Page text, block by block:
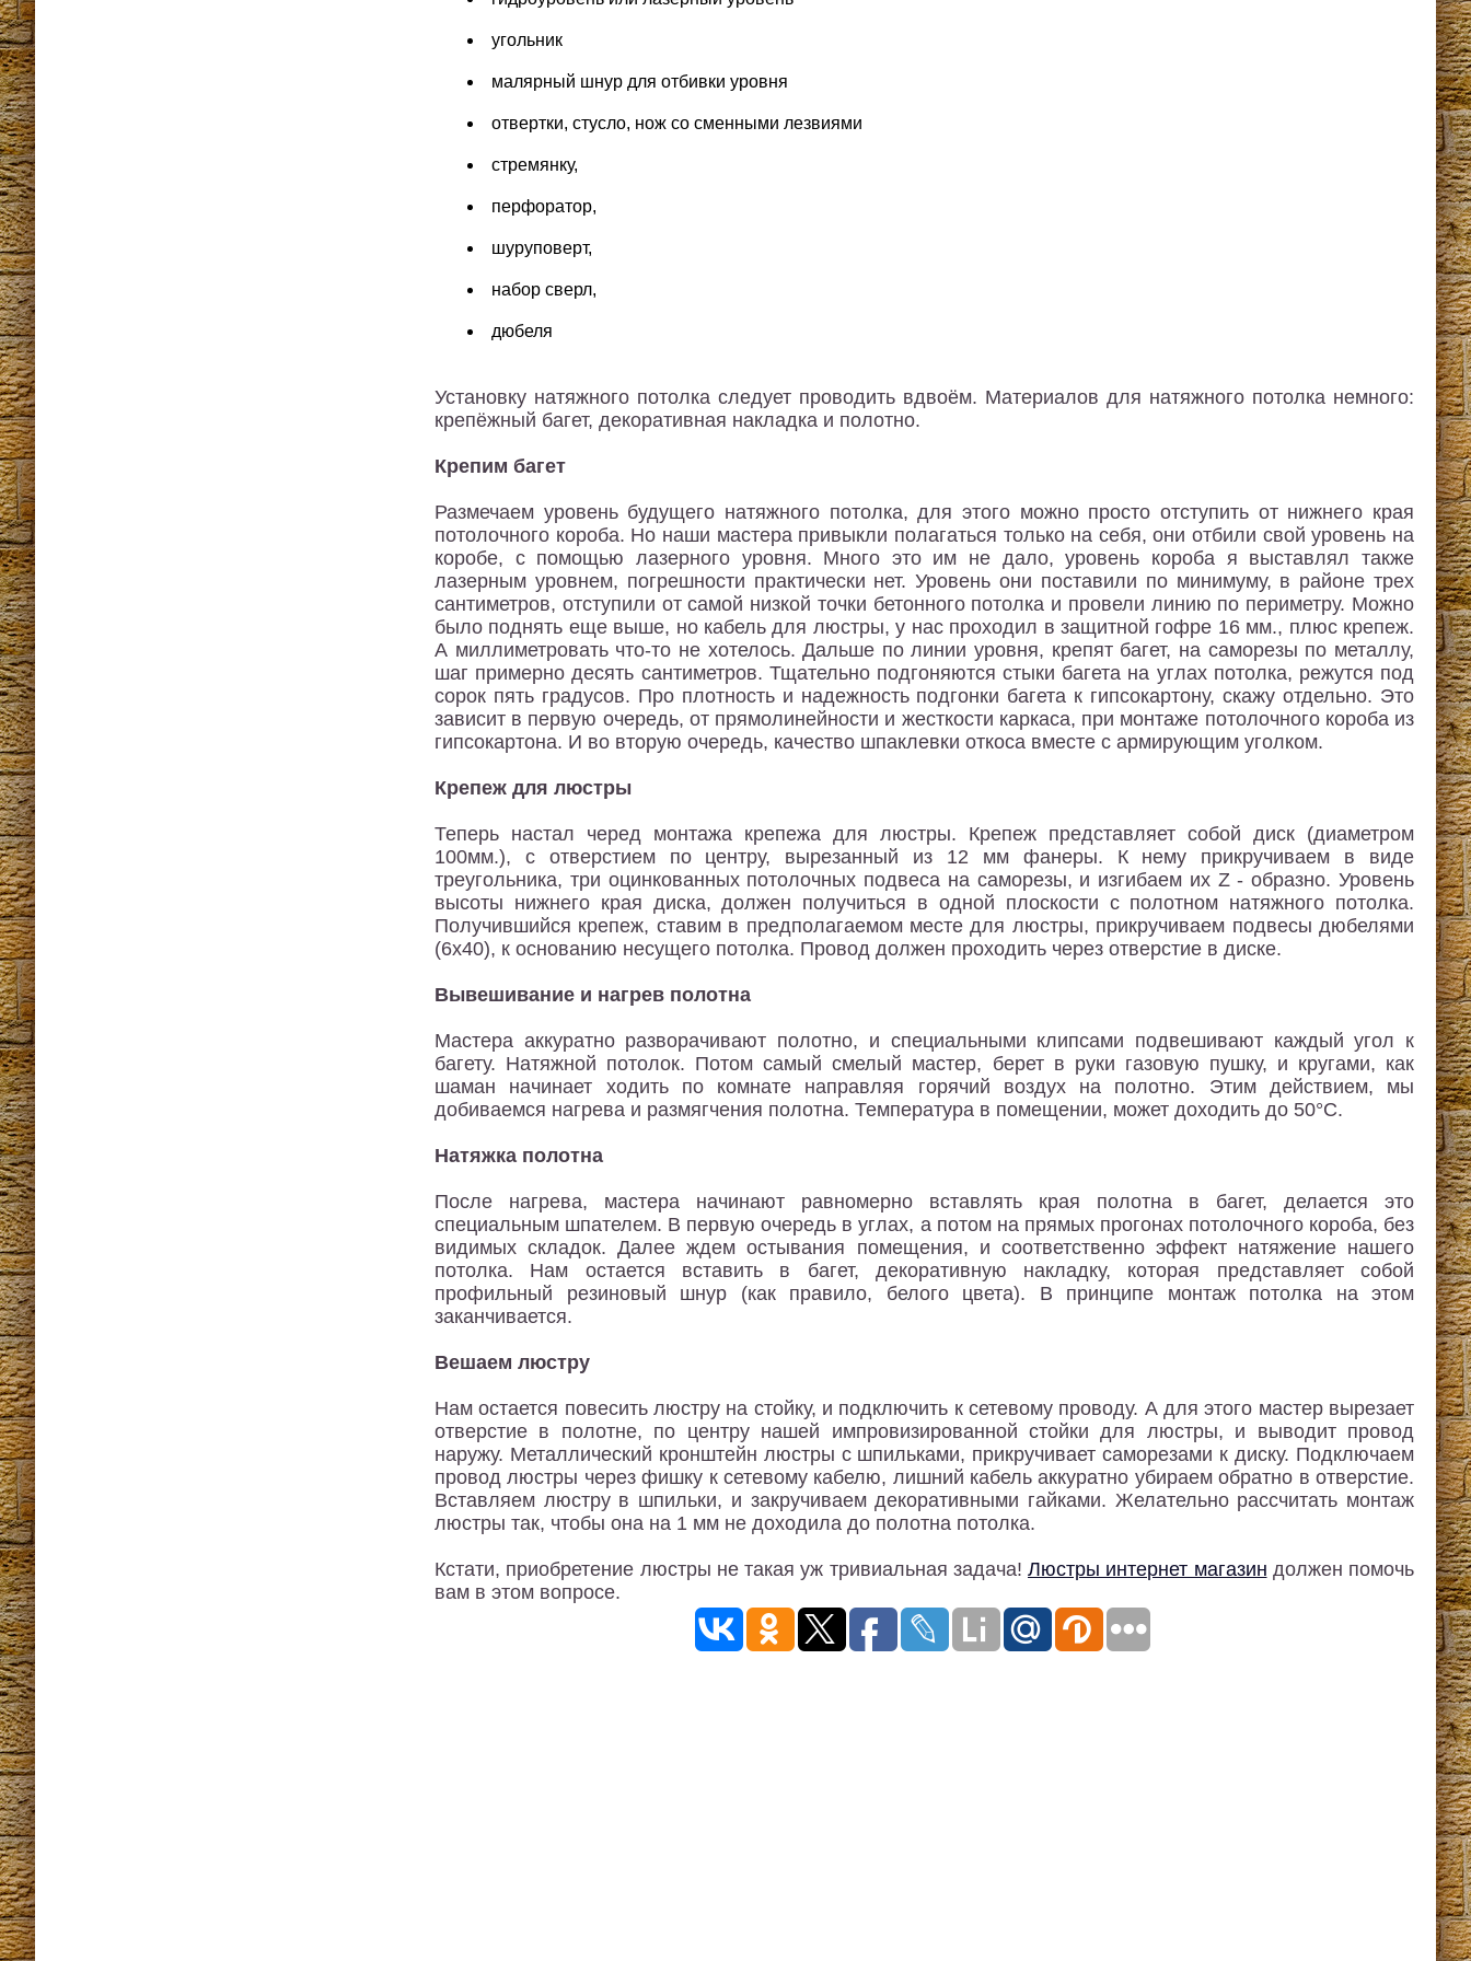
угольник
малярный шнур для отбивки уровня
отвертки, стусло, нож со сменными лезвиями
стремянку,
перфоратор,
шуруповерт,
набор сверл,
дюбеля
Установку натяжного потолка следует проводить вдвоём. Материалов для натяжного потолка немного:
крепёжный багет, декоративная накладка и полотно.
Крепим багет
Размечаем уровень будущего натяжного потолка, для этого можно просто отступить от нижнего края
потолочного короба. Но наши мастера привыкли полагаться только на себя, они отбили свой уровень на
коробе, с помощью лазерного уровня. Много это им не дало, уровень короба я выставлял также
лазерным уровнем, погрешности практически нет. Уровень они поставили по минимуму, в районе трех
сантиметров, отступили от самой низкой точки бетонного потолка и провели линию по периметру. Можно
было поднять еще выше, но кабель для люстры, у нас проходил в защитной гофре 16 мм., плюс крепеж.
А миллиметровать что-то не хотелось. Дальше по линии уровня, крепят багет, на саморезы по металлу,
шаг примерно десять сантиметров. Тщательно подгоняются стыки багета на углах потолка, режутся под
сорок пять градусов. Про плотность и надежность подгонки багета к гипсокартону, скажу отдельно. Это
зависит в первую очередь, от прямолинейности и жесткости каркаса, при монтаже потолочного короба из
гипсокартона. И во вторую очередь, качество шпаклевки откоса вместе с армирующим уголком.
Крепеж для люстры
Теперь настал черед монтажа крепежа для люстры. Крепеж представляет собой диск (диаметром
100мм.), с отверстием по центру, вырезанный из 12 мм фанеры. К нему прикручиваем в виде
треугольника, три оцинкованных потолочных подвеса на саморезы, и изгибаем их Z - образно. Уровень
высоты нижнего края диска, должен получиться в одной плоскости с полотном натяжного потолка.
Получившийся крепеж, ставим в предполагаемом месте для люстры, прикручиваем подвесы дюбелями
(6х40), к основанию несущего потолка. Провод должен проходить через отверстие в диске.
Вывешивание и нагрев полотна
Мастера аккуратно разворачивают полотно, и специальными клипсами подвешивают каждый угол к
багету. Натяжной потолок. Потом самый смелый мастер, берет в руки газовую пушку, и кругами, как
шаман начинает ходить по комнате направляя горячий воздух на полотно. Этим действием, мы
добиваемся нагрева и размягчения полотна. Температура в помещении, может доходить до 50°С.
Натяжка полотна
После нагрева, мастера начинают равномерно вставлять края полотна в багет, делается это
специальным шпателем. В первую очередь в углах, а потом на прямых прогонах потолочного короба, без
видимых складок. Далее ждем остывания помещения, и соответственно эффект натяжение нашего
потолка. Нам остается вставить в багет, декоративную накладку, которая представляет собой
профильный резиновый шнур (как правило, белого цвета). В принципе монтаж потолка на этом
заканчивается.
Вешаем люстру
Нам остается повесить люстру на стойку, и подключить к сетевому проводу. А для этого мастер вырезает
отверстие в полотне, по центру нашей импровизированной стойки для люстры, и выводит провод
наружу. Металлический кронштейн люстры с шпильками, прикручивает саморезами к диску. Подключаем
провод люстры через фишку к сетевому кабелю, лишний кабель аккуратно убираем обратно в отверстие.
Вставляем люстру в шпильки, и закручиваем декоративными гайками. Желательно рассчитать монтаж
люстры так, чтобы она на 1 мм не доходила до полотна потолка.
Кстати, приобретение люстры не такая уж тривиальная задача! Люстры интернет магазин должен помочь
вам в этом вопросе.